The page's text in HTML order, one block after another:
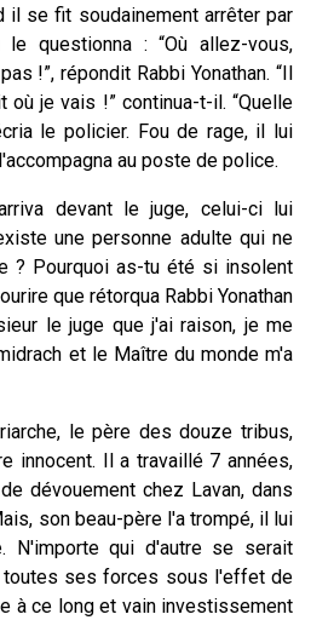
il se fit soudainement arrêter par
questionna : “Où allez-vous,
!”, répondit Rabbi Yonathan. “Il
où je vais !” continua-t-il. “Quelle
le policier. Fou de rage, il lui
au poste de police.
devant le juge, celui-ci lui
une personne adulte qui ne
? Pourquoi as-tu été si insolent
que rétorqua Rabbi Yonathan
le juge que j'ai raison, je me
et le Maître du monde m'a
le père des douze tribus,
innocent. Il a travaillé 7 années,
dévouement chez Lavan, dans
son beau-père l'a trompé, il lui
N'importe qui d'autre se serait
toutes ses forces sous l'effet de
à ce long et vain investissement